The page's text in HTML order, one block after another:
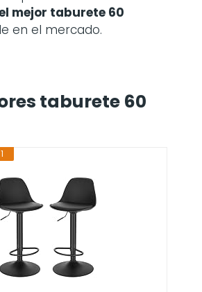
mejor taburete 60
en el mercado.
taburete 60